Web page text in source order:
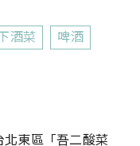
酒菜
啤酒
東區「吾二酸菜